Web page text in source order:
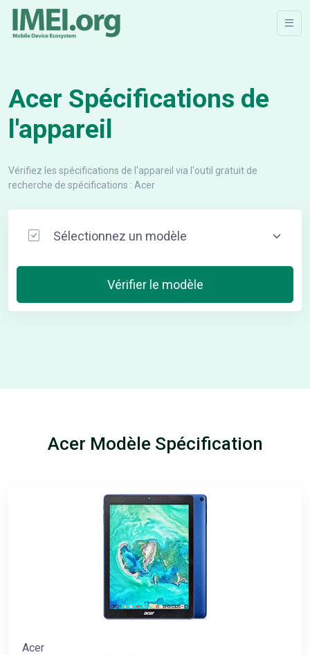
Acer Spécifications de
l'appareil
Vérifiez les spécifications de l'appareil via l'outil gratuit de
recherche de spécifications : Acer
Vérifier le modèle
Acer Modèle Spécification
Acer